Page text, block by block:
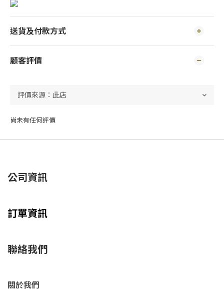
送貨及付款方式
顧客評價
尚未有任何評價
公司資訊
訂單資訊
聯絡我們
關於我們